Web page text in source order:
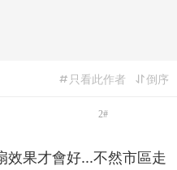
倒序
只看此作者
2#
效果才會好...不然市區走